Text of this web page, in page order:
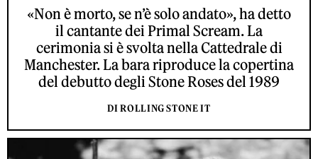
«Non è morto, se n’è solo andato», ha detto
il cantante dei Primal Scream. La
cerimonia si è svolta nella Cattedrale di
Manchester. La bara riproduce la copertina
del debutto degli Stone Roses del 1989
DI ROLLING STONE IT